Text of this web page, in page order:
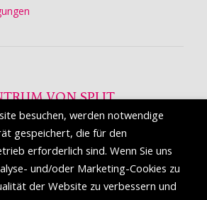
VON SPLIT
ein prestigeträchtiges Einkaufsziel mit
und einer Reihe von
zum ersten Mal in Split erscheinen.
besuchen, werden notwendige
gespeichert, die für den
erforderlich sind. Wenn Sie uns
und/oder Marketing-Cookies zu
der Website zu verbessern und